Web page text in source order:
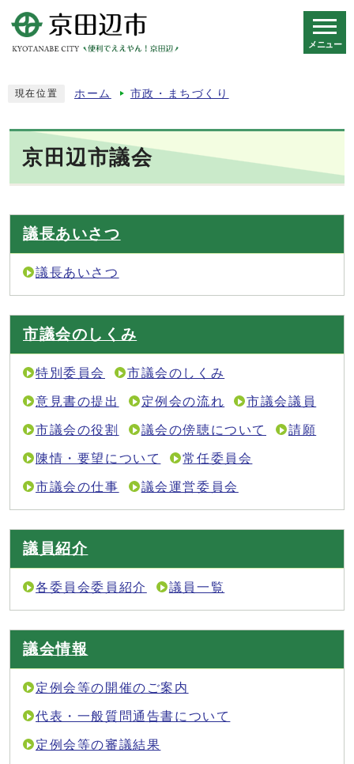
メニュー
現在位置 ホーム 市政・まちづくり
京田辺市議会
議長あいさつ
議長あいさつ
市議会のしくみ
特別委員会 市議会のしくみ
意見書の提出 定例会の流れ 市議会議員
市議会の役割 議会の傍聴について 請願
陳情・要望について 常任委員会
市議会の仕事 議会運営委員会
議員紹介
各委員会委員紹介 議員一覧
議会情報
定例会等の開催のご案内
代表・一般質問通告書について
定例会等の審議結果